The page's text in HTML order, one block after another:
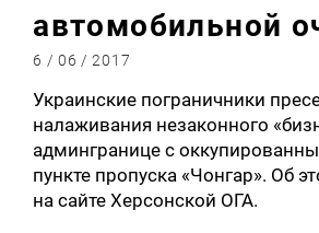
автомобильной
6 / 06 / 2017
Украинские пограничники
налаживания незаконного
админгранице с
пункте пропуска «Чонгар». Об
на сайте Херсонской ОГА.